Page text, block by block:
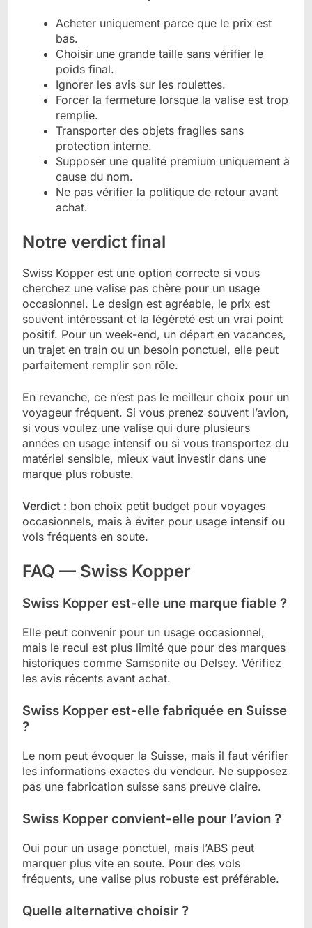
Acheter uniquement parce que le prix est
bas.
Choisir une grande taille sans vérifier le
poids final.
Ignorer les avis sur les roulettes.
Forcer la fermeture lorsque la valise est trop
remplie.
Transporter des objets fragiles sans
protection interne.
Supposer une qualité premium uniquement à
cause du nom.
Ne pas vérifier la politique de retour avant
achat.
Notre verdict final
Swiss Kopper est une option correcte si vous
cherchez une valise pas chère pour un usage
occasionnel. Le design est agréable, le prix est
souvent intéressant et la légèreté est un vrai point
positif. Pour un week-end, un départ en vacances,
un trajet en train ou un besoin ponctuel, elle peut
parfaitement remplir son rôle.
En revanche, ce n’est pas le meilleur choix pour un
voyageur fréquent. Si vous prenez souvent l’avion,
si vous voulez une valise qui dure plusieurs
années en usage intensif ou si vous transportez du
matériel sensible, mieux vaut investir dans une
marque plus robuste.
Verdict : bon choix petit budget pour voyages
occasionnels, mais à éviter pour usage intensif ou
vols fréquents en soute.
FAQ — Swiss Kopper
Swiss Kopper est-elle une marque fiable ?
Elle peut convenir pour un usage occasionnel,
mais le recul est plus limité que pour des marques
historiques comme Samsonite ou Delsey. Vérifiez
les avis récents avant achat.
Swiss Kopper est-elle fabriquée en Suisse
?
Le nom peut évoquer la Suisse, mais il faut vérifier
les informations exactes du vendeur. Ne supposez
pas une fabrication suisse sans preuve claire.
Swiss Kopper convient-elle pour l’avion ?
Oui pour un usage ponctuel, mais l’ABS peut
marquer plus vite en soute. Pour des vols
fréquents, une valise plus robuste est préférable.
Quelle alternative choisir ?